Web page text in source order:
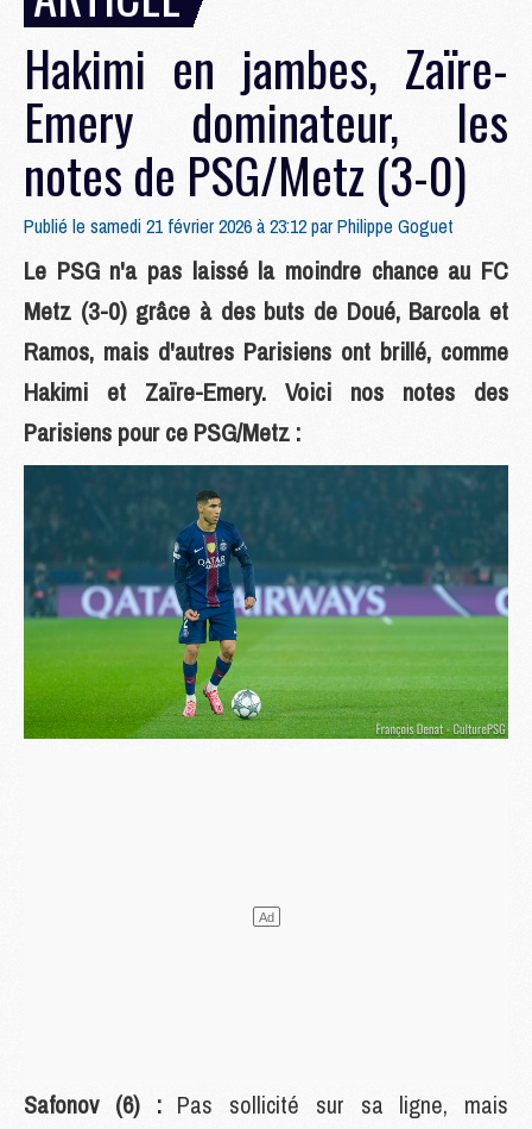
Hakimi en jambes, Zaïre-
Emery dominateur, les
notes de PSG/Metz (3-0)
Publié le samedi 21 février 2026 à 23:12 parPhilippe Goguet
Le PSG n'a pas laissé la moindre chance au FC
Metz (3-0) grâce à des buts de Doué, Barcola et
Ramos, mais d'autres Parisiens ont brillé, comme
Hakimi et Zaïre-Emery. Voici nos notes des
Parisiens pour ce PSG/Metz :
Safonov (6) : Pas sollicité sur sa ligne, mais